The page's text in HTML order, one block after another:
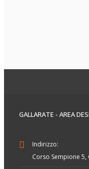
GALLARATE - AREA
Indirizzo:
Corso Sempione 5,